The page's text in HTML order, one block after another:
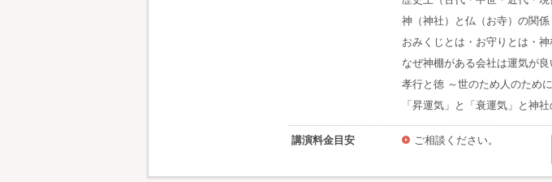
神（神社）と仏（お寺）の関
おみくじとは・お守りとは・
なぜ神棚がある会社は運気が
孝行と徳 ～世のため人のため
「昇運気」と「衰運気」と神
講演料金目安 ご相談ください。